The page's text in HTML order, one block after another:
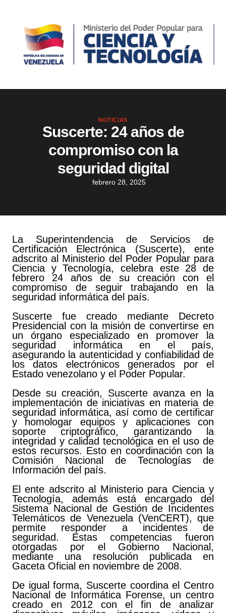
NOTICIAS
Suscerte: 24 años de
compromiso con la
seguridad digital
febrero 28, 2025
La Superintendencia de Servicios de
Certificación Electrónica (Suscerte), ente
adscrito al Ministerio del Poder Popular para
Ciencia y Tecnología, celebra este 28 de
febrero 24 años de su creación con el
compromiso de seguir trabajando en la
seguridad informática del país.
Suscerte fue creado mediante Decreto
Presidencial con la misión de convertirse en
un órgano especializado en promover la
seguridad informática en el país,
asegurando la autenticidad y confiabilidad de
los datos electrónicos generados por el
Estado venezolano y el Poder Popular.
Desde su creación, Suscerte avanza en la
implementación de iniciativas en materia de
seguridad informática, así como de certificar
y homologar equipos y aplicaciones con
soporte criptográfico, garantizando la
integridad y calidad tecnológica en el uso de
estos recursos. Esto en coordinación con la
Comisión Nacional de Tecnologías de
Información del país.
El ente adscrito al Ministerio para Ciencia y
Tecnología, además está encargado del
Sistema Nacional de Gestión de Incidentes
Telemáticos de Venezuela (VenCERT), que
permite responder a incidentes de
seguridad. Estas competencias fueron
otorgadas por el Gobierno Nacional,
mediante una resolución publicada en
Gaceta Oficial en noviembre de 2008.
De igual forma, Suscerte coordina el Centro
Nacional de Informática Forense, un centro
creado en 2012 con el fin de analizar